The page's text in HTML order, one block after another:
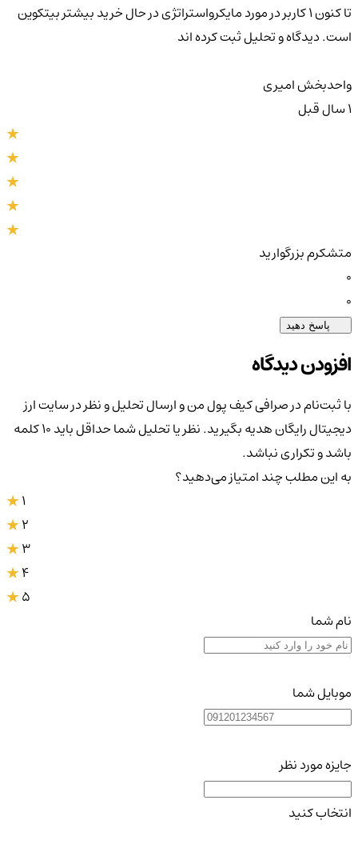
تا کنون 1 کاربر در مورد
مایکرواستراتژی در حال خرید بیشتر بیتکوین
است.دیدگاه و تحلیل ثبت کرده اند
واحدبخش امیری
متشکرم بزرگوارید
پاسخ دهید
افزودن دیدگاه
با ثبت‌نام در صرافی کیف پول من و ارسال تحلیل و نظر در سایت ارز
دیجیتال رایگان هدیه بگیرید. نظر یا تحلیل شما حداقل باید ۱۰ کلمه
باشد و تکراری نباشد.
به این مطلب چند امتیاز می‌دهید؟
3
4
5
نام شما
موبایل شما
جایزه مورد نظر
انتخاب کنید